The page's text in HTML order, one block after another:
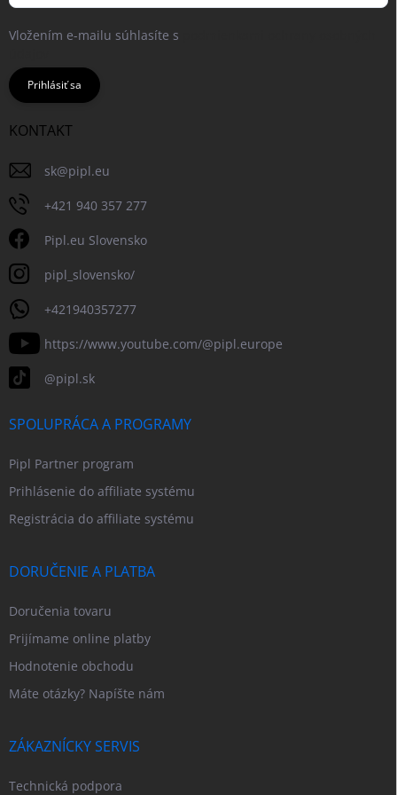
Vložením e-mailu súhlasíte s
Prihlásiť sa
KONTAKT
sk@pipl.eu
+421 940 357 277
Pipl.eu Slovensko
pipl_slovensko/
+421940357277
https://www.youtube.com/@pipl.europe
@pipl.sk
SPOLUPRÁCA A PROGRAMY
Pipl Partner program
Prihlásenie do affiliate systému
Registrácia do affiliate systému
DORUČENIE A PLATBA
Doručenia tovaru
Prijímame online platby
Hodnotenie obchodu
Máte otázky? Napíšte nám
ZÁKAZNÍCKY SERVIS
Technická podpora